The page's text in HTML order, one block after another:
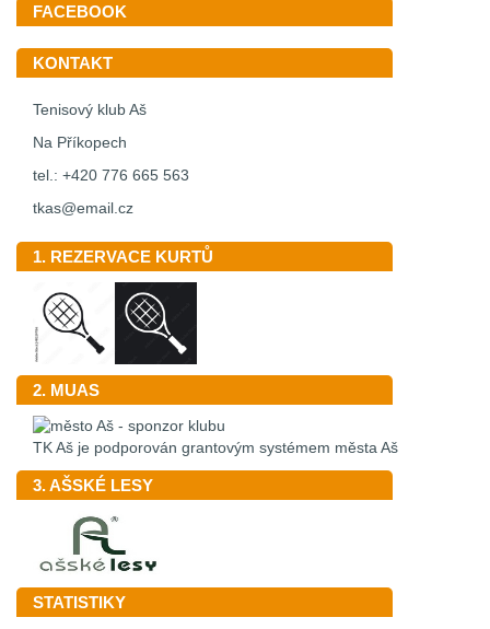
FACEBOOK
KONTAKT
Tenisový klub Aš
Na Příkopech
tel.: +420 776 665 563
tkas@email.cz
1. REZERVACE KURTŮ
2. MUAS
TK Aš je podporován grantovým systémem města Aš
3. AŠSKÉ LESY
STATISTIKY